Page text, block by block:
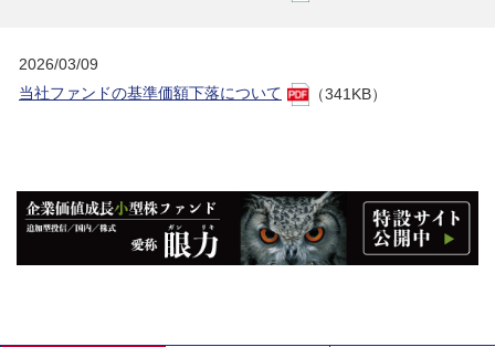
2026/03/09
当社ファンドの基準価額下落について
（341KB）